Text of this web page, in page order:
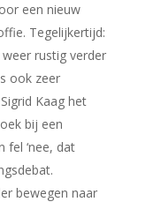
een nieuw
Tegelijkertijd:
rustig verder
ook zeer
Kaag het
bij een
fel ‘nee, dat
bewegen naar